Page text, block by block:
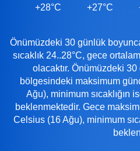
+28°C +27°C
Önümüzdeki 30 günlük
sıcaklık 24..28°C, gece
olacaktır. Önümüzdeki
bölgesindeki maksimum
Ağu), minimum sıcaklığın
beklenmektedir. Gece
Celsius (16 Ağu), minimum